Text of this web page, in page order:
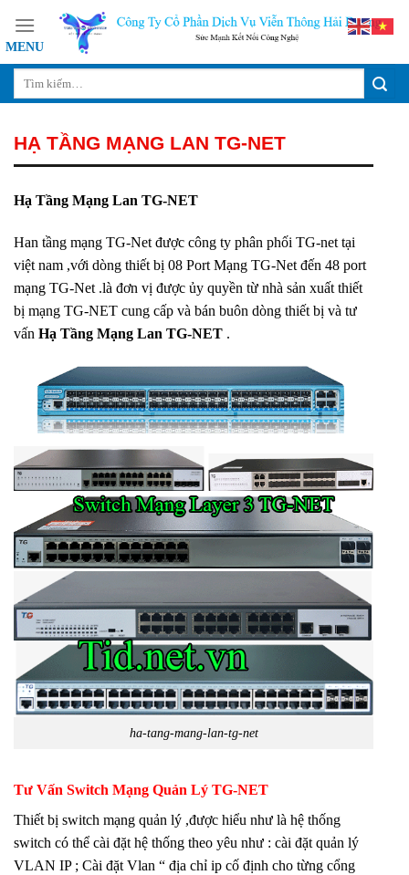
content
HẠ TẦNG MẠNG LAN TG-NET
Hạ Tầng Mạng Lan TG-NET
Han tầng mạng TG-Net được công ty phân phối TG-net tại
việt nam ,với dòng thiết bị 08 Port Mạng TG-Net đến 48 port
mạng TG-Net .là đơn vị được ủy quyền từ nhà sản xuất thiết
bị mạng TG-NET cung cấp và bán buôn dòng thiết bị và tư
vấn Hạ Tầng Mạng Lan TG-NET .
ha-tang-mang-lan-tg-net
Tư Vấn Switch Mạng Quản Lý TG-NET
Thiết bị switch mạng quản lý ,được hiểu như là hệ thống
switch có thể cài đặt hệ thống theo yêu như : cài đặt quản lý
VLAN IP ; Cài đặt Vlan “ địa chỉ ip cố định cho từng cổng